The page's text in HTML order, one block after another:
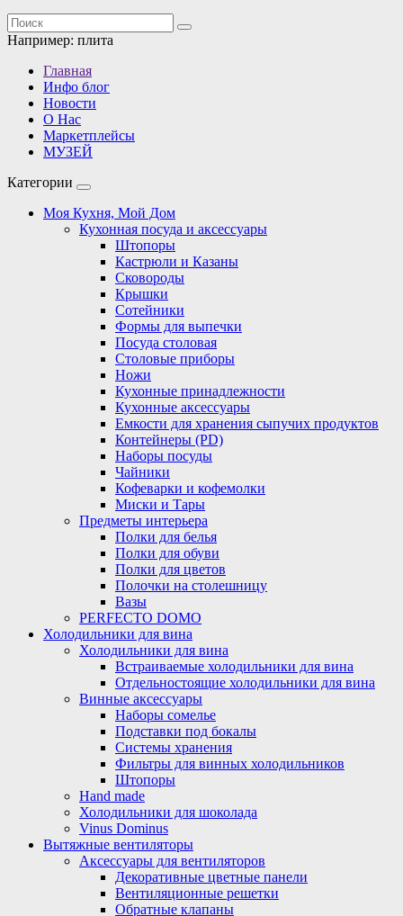
Например: плита
Главная
Инфо блог
Новости
О Нас
Маркетплейсы
МУЗЕЙ
Категории
Моя Кухня, Мой Дом
Кухонная посуда и аксессуары
Штопоры
Кастрюли и Казаны
Сковороды
Крышки
Сотейники
Формы для выпечки
Посуда столовая
Столовые приборы
Ножи
Кухонные принадлежности
Кухонные аксессуары
Емкости для хранения сыпучих продуктов
Контейнеры (PD)
Наборы посуды
Чайники
Кофеварки и кофемолки
Миски и Тары
Предметы интерьера
Полки для белья
Полки для обуви
Полки для цветов
Полочки на столешницу
Вазы
PERFECTO DOMO
Холодильники для вина
Холодильники для вина
Встраиваемые холодильники для вина
Отдельностоящие холодильники для вина
Винные аксессуары
Наборы сомелье
Подставки под бокалы
Системы хранения
Фильтры для винных холодильников
Штопоры
Hand made
Холодильники для шоколада
Vinus Dominus
Вытяжные вентиляторы
Аксессуары для вентиляторов
Декоративные цветные панели
Вентиляционные решетки
Обратные клапаны